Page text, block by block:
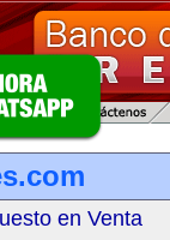
en Venta